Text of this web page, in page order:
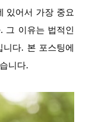
있어서 가장 중요
그 이유는 법적인
다. 본 포스팅에
니다.